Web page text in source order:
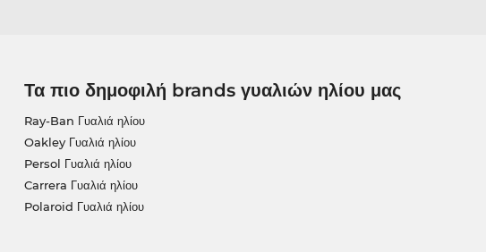
Τα πιο δημοφιλή brands γυαλιών ηλίου μας
Ray-Ban Γυαλιά ηλίου
Oakley Γυαλιά ηλίου
Persol Γυαλιά ηλίου
Carrera Γυαλιά ηλίου
Polaroid Γυαλιά ηλίου